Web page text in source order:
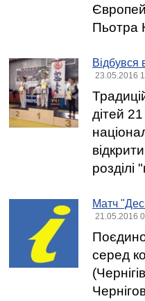
Пьотра
Відбувся
23.05.2016
дітей
розділі
Матч
21.05.2016
серед